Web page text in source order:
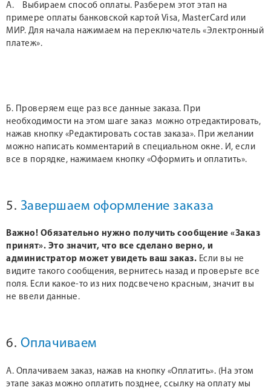
А. Выбираем способ оплаты. Разберем этот этап на
примере оплаты банковской картой Visa, MasterCard или
МИР. Для начала нажимаем на переключатель «Электронный
платеж».
Б. Проверяем еще раз все данные заказа. При
необходимости на этом шаге заказ можно отредактировать,
нажав кнопку «Редактировать состав заказа». При желании
можно написать комментарий в специальном окне. И, если
все в порядке, нажимаем кнопку «Оформить и оплатить».
5. Завершаем оформление заказа
Важно! Обязательно нужно получить сообщение «Заказ
принят». Это значит, что все сделано верно, и
администратор может увидеть ваш заказ. Если вы не
видите такого сообщения, вернитесь назад и проверьте все
поля. Если какое-то из них подсвечено красным, значит вы
не ввели данные.
6. Оплачиваем
А. Оплачиваем заказ, нажав на кнопку «Оплатить». (На этом
этапе заказ можно оплатить позднее, ссылку на оплату мы